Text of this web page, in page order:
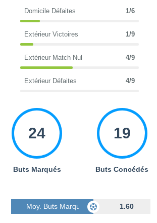
Domicile Défaites 1/6
Extérieur Victoires 1/9
Extérieur Match Nul 4/9
Extérieur Défaites 4/9
24
Buts Marqués
19
Buts Concédés
Moy. Buts Marqués 1.60